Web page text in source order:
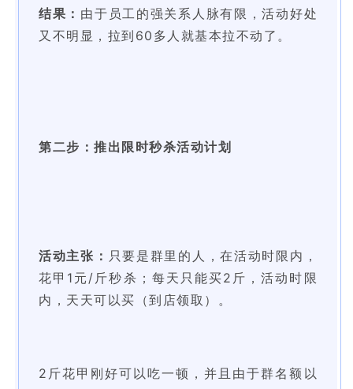
结果： 由于员工的强关系人脉有限，活动好处
又不明显，拉到60多 人就基本拉不动了。
第二步：推出限时秒杀活动计划
活动主张： 只要是群里的人，在活动时限内，
花甲1元/斤秒杀； 每天只能买2斤，活动时限
内，天天可以买（到店领取）。
2斤花甲刚好可以吃一顿，并且由于群名额以